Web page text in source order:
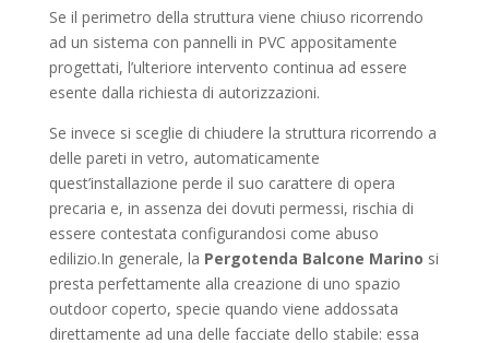
Se il perimetro della struttura viene chiuso ricorrendo
ad un sistema con pannelli in PVC appositamente
progettati, l’ulteriore intervento continua ad essere
esente dalla richiesta di autorizzazioni.
Se invece si sceglie di chiudere la struttura ricorrendo a
delle pareti in vetro, automaticamente
quest’installazione perde il suo carattere di opera
precaria e, in assenza dei dovuti permessi, rischia di
essere contestata configurandosi come abuso
edilizio.In generale, la Pergotenda Balcone Marino si
presta perfettamente alla creazione di uno spazio
outdoor coperto, specie quando viene addossata
direttamente ad una delle facciate dello stabile: essa